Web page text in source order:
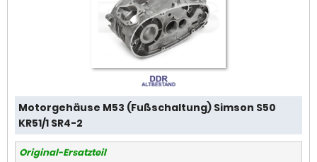
Motorgehäuse M53 (Fußschaltung) Simson S50
KR51/1 SR4-2
Original-Ersatzteil